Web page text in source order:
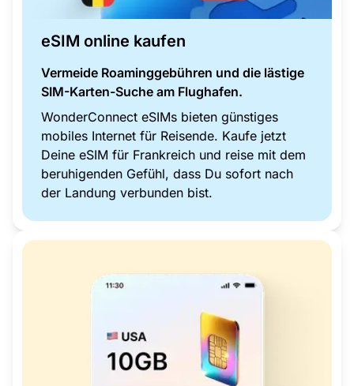
eSIM online kaufen
Vermeide Roaminggebühren und die lästige
SIM-Karten-Suche am Flughafen.
WonderConnect eSIMs bieten günstiges
mobiles Internet für Reisende. Kaufe jetzt
Deine eSIM für Frankreich und reise mit dem
beruhigenden Gefühl, dass Du sofort nach
der Landung verbunden bist.